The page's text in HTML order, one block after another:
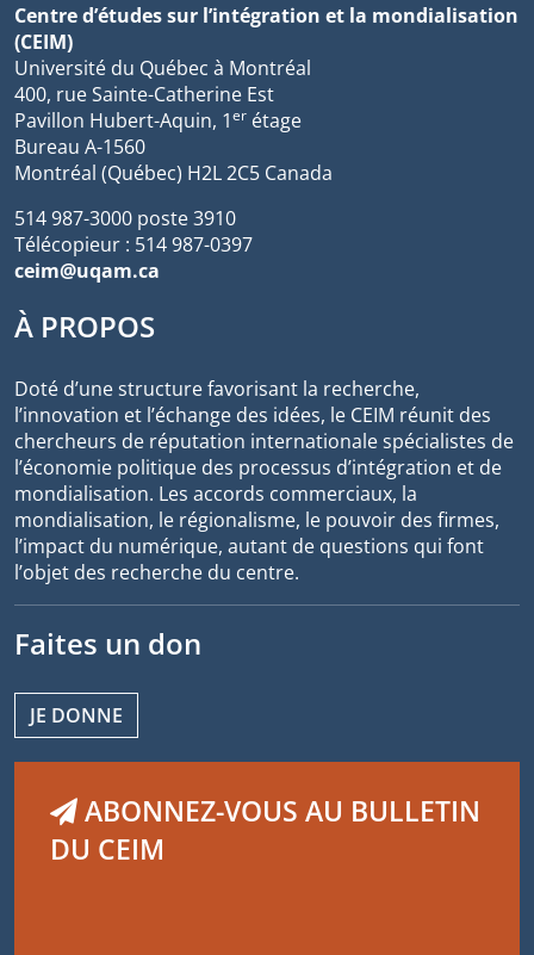
Centre d’études sur l’intégration et la mondialisation
(CEIM)
Université du Québec à Montréal
400, rue Sainte-Catherine Est
Pavillon Hubert-Aquin, 1er étage
Bureau A-1560
Montréal (Québec) H2L 2C5 Canada
514 987-3000 poste 3910
Télécopieur : 514 987-0397
ceim@uqam.ca
À PROPOS
Doté d’une structure favorisant la recherche,
l’innovation et l’échange des idées, le CEIM réunit des
chercheurs de réputation internationale spécialistes de
l’économie politique des processus d’intégration et de
mondialisation. Les accords commerciaux, la
mondialisation, le régionalisme, le pouvoir des firmes,
l’impact du numérique, autant de questions qui font
l’objet des recherche du centre.
Faites un don
JE DONNE
ABONNEZ-VOUS AU BULLETIN
DU CEIM